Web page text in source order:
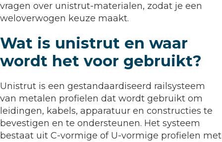
vragen over unistrut-materialen, zodat je een
weloverwogen keuze maakt.
Wat is unistrut en waar
wordt het voor gebruikt?
Unistrut is een gestandaardiseerd railsysteem
van metalen profielen dat wordt gebruikt om
leidingen, kabels, apparatuur en constructies te
bevestigen en te ondersteunen. Het systeem
bestaat uit C-vormige of U-vormige profielen met